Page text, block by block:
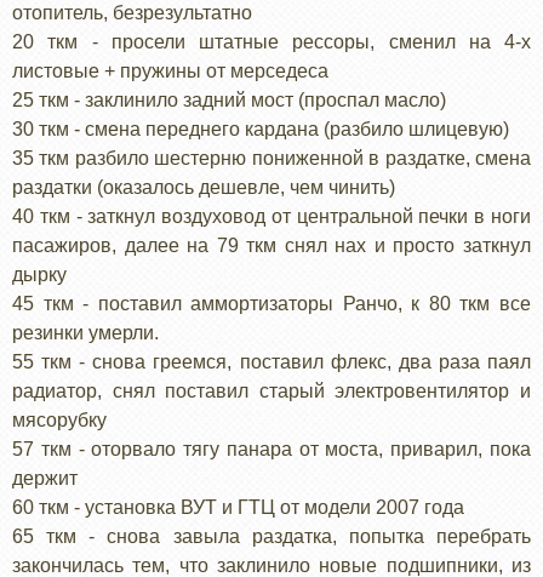
отопитель, безрезультатно
20 ткм - просели штатные рессоры, сменил на 4-х
листовые + пружины от мерседеса
25 ткм - заклинило задний мост (проспал масло)
30 ткм - смена переднего кардана (разбило шлицевую)
35 ткм разбило шестерню пониженной в раздатке, смена
раздатки (оказалось дешевле, чем чинить)
40 ткм - заткнул воздуховод от центральной печки в ноги
пасажиров, далее на 79 ткм снял нах и просто заткнул
дырку
45 ткм - поставил аммортизаторы Ранчо, к 80 ткм все
резинки умерли.
55 ткм - снова греемся, поставил флекс, два раза паял
радиатор, снял поставил старый электровентилятор и
мясорубку
57 ткм - оторвало тягу панара от моста, приварил, пока
держит
60 ткм - установка ВУТ и ГТЦ от модели 2007 года
65 ткм - снова завыла раздатка, попытка перебрать
закончилась тем, что заклинило новые подшипники, из